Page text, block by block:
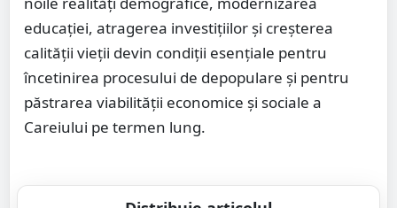
educației, atragerea investițiilor și creșterea
calității vieții devin condiții esențiale pentru
încetinirea procesului de depopulare și pentru
păstrarea viabilității economice și sociale a
Careiului pe termen lung.